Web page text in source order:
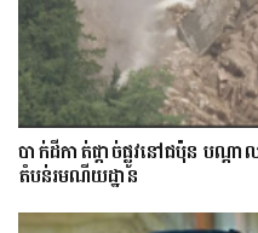
បាក់​ដី​កាត់ផ្តាច់ផ្លូវ​​នៅជប៉ុន បណ្
តំបន់រមណីយដ្ឋាន​